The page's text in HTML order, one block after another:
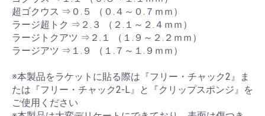
超ゴクウス ⇒０.５ （０.４～０.７ｍｍ）
ラージ超トク ⇒２.３ （２.１～２.４ｍｍ）
ラージトクアツ ⇒２.１ （１.９～２.２ｍｍ）
ラージアツ ⇒１.９ （１.７～１.９ｍｍ）
※本製品をラケットに貼る際は『フリー・チャック2』ま
たは『フリー・チャック2-L』と『クリップスポンジ』を
ご使用ください